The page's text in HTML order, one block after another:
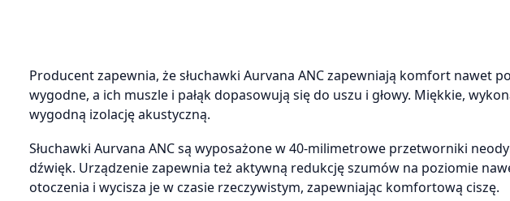
Producent zapewnia, że słuchawki Aurvana ANC zapewniają komfort nawet
wygodne, a ich muszle i pałąk dopasowują się do uszu i głowy. Miękkie,
wygodną izolację akustyczną.
Słuchawki Aurvana ANC są wyposażone w 40-milimetrowe przetworniki
dźwięk. Urządzenie zapewnia też aktywną redukcję szumów na poziomie
otoczenia i wycisza je w czasie rzeczywistym, zapewniając komfortową ciszę.